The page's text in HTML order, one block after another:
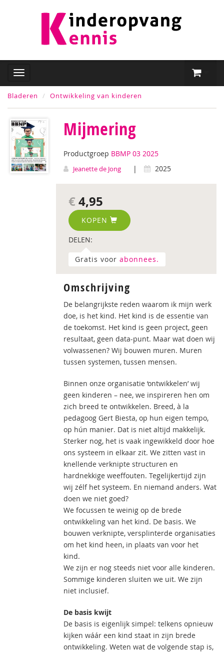
Bladeren Ontwikkeling van kinderen
Mijmering
Productgroep BBMP 03 2025
Jeanette de Jong | 2025
€ 4,95
KOPEN
DELEN:
Gratis voor abonnees.
Omschrijving
De belangrijkste reden waarom ik mijn werk
doe, is het kind. Het kind is de essentie van
de toekomst. Het kind is geen project, geen
resultaat, geen data-punt. Maar wat doen wij
volwassenen? Wij bouwen muren. Muren
tussen systemen, tussen mensen.
Binnen onze organisatie ‘ontwikkelen’ wij
geen kinderen – nee, we inspireren hen om
zich breed te ontwikkelen. Breed, à la
pedagoog Gert Biesta, op hun eigen tempo,
op hún manier. Dat is niet altijd makkelijk.
Sterker nog, het is vaak ingewikkeld door hoe
ons systeem in elkaar zit. We zitten vast in
knellende verknipte structuren en
hardnekkige weeffouten. Tegelijkertijd zijn
wij zélf het systeem. En niemand anders. Wat
doen we niet goed?
We focussen te weinig op de brede
ontwikkeling van het kind. De basis. We
bouwen verknipte, versplinterde organisaties
om het kind heen, in plaats van voor het
kind.
We zijn er nog steeds niet voor alle kinderen.
Sommige kinderen sluiten we uit. We zijn
niet inclusief.
De basis kwijt
De basis is eigenlijk simpel: telkens opnieuw
kijken wáár een kind staat in zijn brede
ontwikkeling. Weten wat de volgende stap is,